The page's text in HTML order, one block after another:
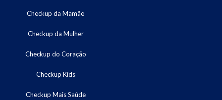
Checkup da Mamãe
Checkup da Mulher
Checkup do Coração
Checkup Kids
Checkup Mais Saúde